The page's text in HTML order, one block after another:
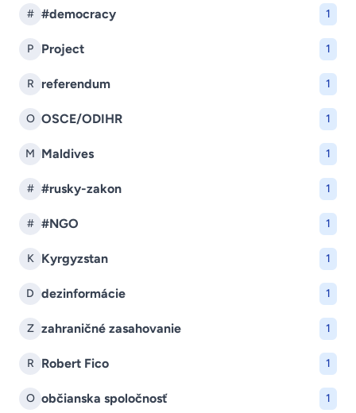
# #democracy 1
P Project 1
R referendum 1
O OSCE/ODIHR 1
M Maldives 1
# #rusky-zakon 1
# #NGO 1
K Kyrgyzstan 1
D dezinformácie 1
Z zahraničné zasahovanie 1
R Robert Fico 1
O občianska spoločnosť 1